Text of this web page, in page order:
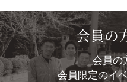
会員の
会員の
会員限定のイ